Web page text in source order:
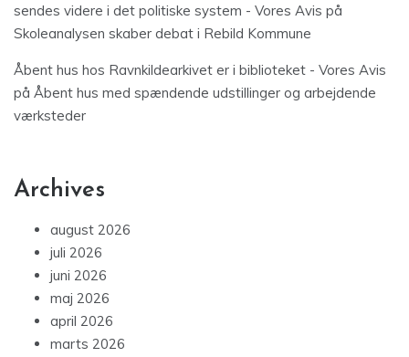
sendes videre i det politiske system - Vores Avis på
Skoleanalysen skaber debat i Rebild Kommune
Åbent hus hos Ravnkildearkivet er i biblioteket - Vores Avis
på Åbent hus med spændende udstillinger og arbejdende
værksteder
Archives
august 2026
juli 2026
juni 2026
maj 2026
april 2026
marts 2026